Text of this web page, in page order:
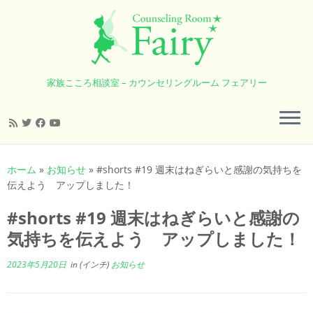
ン
テ
ツ
へ
ス
キ
家族こころ相談室 – カウンセリングルーム フェアリー
ホーム » お知らせ » #shorts #19 週末はねぎらいと感謝の気持ちを
伝えよう アップしました！
#shorts #19 週末はねぎらいと感謝の
気持ちを伝えよう アップしました！
2023年5月20日 in (インチ) お知らせ